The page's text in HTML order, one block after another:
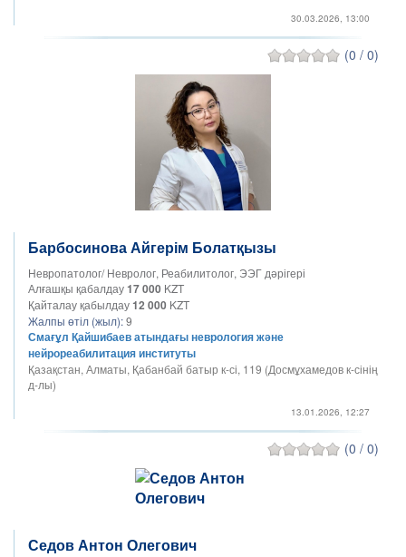
30.03.2026, 13:00
(0 / 0)
Барбосинова Айгерім Болатқызы
Невропатолог/ Невролог, Реабилитолог, ЭЭГ дәрігері
Алғашқы қабалдау17 000 KZT
Қайталау қабылдау12 000 KZT
Жалпы өтіл (жыл):9
Смағұл Қайшибаев атындағы неврология және
нейрореабилитация институты
Қазақстан, Алматы, Қабанбай батыр к-сі, 119 (Досмұхамедов к-сінің
д-лы)
13.01.2026, 12:27
(0 / 0)
Седов Антон Олегович